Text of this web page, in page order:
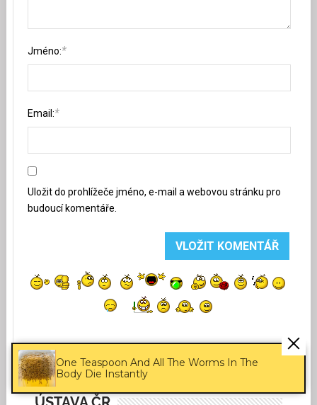
Jméno:*
Email:*
Uložit do prohlížeče jméno, e-mail a webovou stránku pro
budoucí komentáře.
One Teaspoon And All The Worms In The
Body Die Instantly